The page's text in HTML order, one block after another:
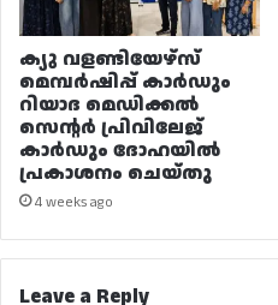
ക്യു വളണ്ടിയേഴ്‌സ്
മെമ്പർഷിപ്പ് കാർഡും
റിയാദ മെഡിക്കൽ
സെന്റർ പ്രിവിലേജ്
കാർഡും ദോഹയിൽ
പ്രകാശനം ചെയ്തു
4 weeks ago
Leave a Reply